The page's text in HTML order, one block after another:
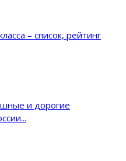
– список, рейтинг
и дорогие